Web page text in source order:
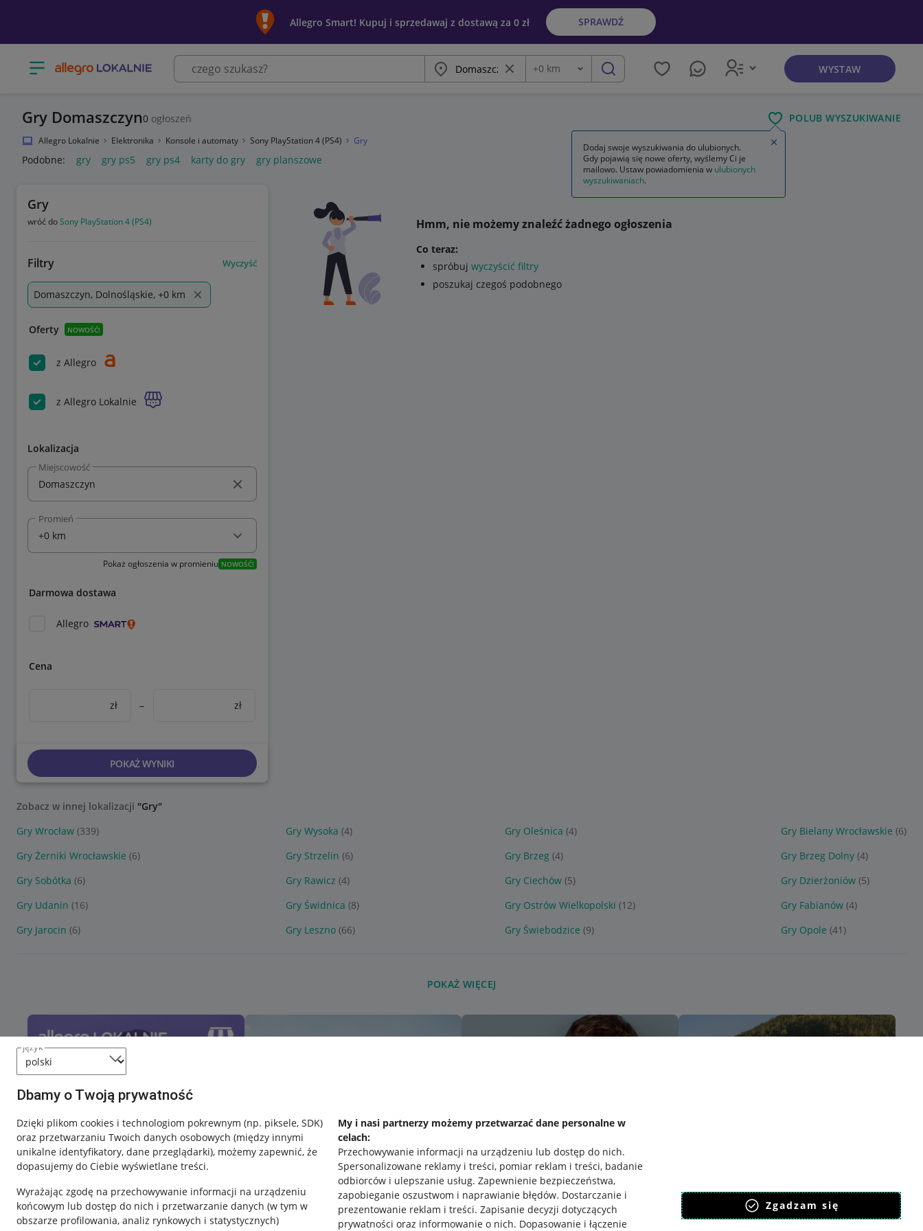
język
Dbamy o Twoją prywatność
Dzięki plikom cookies i technologiom pokrewnym (np. piksele, SDK)
oraz przetwarzaniu Twoich danych osobowych (między innymi
unikalne identyfikatory, dane przeglądarki), możemy zapewnić, że
dopasujemy do Ciebie wyświetlane treści.
Wyrażając zgodę na przechowywanie informacji na urządzeniu
końcowym lub dostęp do nich i przetwarzanie danych (w tym w
obszarze profilowania, analiz rynkowych i statystycznych)
My i nasi partnerzy możemy przetwarzać dane personalne w
celach:
Przechowywanie informacji na urządzeniu lub dostęp do nich.
Spersonalizowane reklamy i treści, pomiar reklam i treści, badanie
odbiorców i ulepszanie usług. Zapewnienie bezpieczeństwa,
zapobieganie oszustwom i naprawianie błędów. Dostarczanie i
prezentowanie reklam i treści. Zapisanie decyzji dotyczących
prywatności oraz informowanie o nich. Dopasowanie i łączenie
Zgadzam się
Allegro Smart! Kupuj i sprzedawaj z dostawą za 0 zł SPRAWDŹ
Otwórz menu z kategoriami Miasto Wyczyść frazę
Odległość
+0 km szukaj WYSTAW
Gry Domaszczyn0 ogłoszeń POLUB WYSZUKIWANIE
Allegro Lokalnie Elektronika Konsole i automaty Sony PlayStation 4 (PS4) Gry
Podobne: gry gry ps5 gry ps4 karty do gry gry planszowe
Gry
wróć doSony PlayStation 4 (PS4)
Filtry Wyczyść
Domaszczyn, Dolnośląskie, +0 km
Oferty NOWOŚĆ!
z Allegro
z Allegro Lokalnie
Lokalizacja
Miejscowość
Promień
Pokaż ogłoszenia w promieniu NOWOŚĆ!
Darmowa dostawa
Allegro
Cena
zł – zł
POKAŻ WYNIKI
Hmm, nie możemy znaleźć żadnego ogłoszenia
Co teraz:
spróbuj wyczyścić filtry
poszukaj czegoś podobnego
Zobacz w innej lokalizacji "Gry"
Gry Wrocław (339) Gry Wysoka (4) Gry Oleśnica (4) Gry Bielany Wrocławskie (6)
Gry Żerniki Wrocławskie (6) Gry Strzelin (6) Gry Brzeg (4) Gry Brzeg Dolny (4)
Gry Sobótka (6) Gry Rawicz (4) Gry Ciechów (5) Gry Dzierżoniów (5)
Gry Udanin (16) Gry Świdnica (8) Gry Ostrów Wielkopolski (12) Gry Fabianów (4)
Gry Jarocin (6) Gry Leszno (66) Gry Świebodzice (9) Gry Opole (41)
POKAŻ WIĘCEJ
Dodaj swoje wyszukiwania do ulubionych.
Gdy pojawią się nowe oferty, wyślemy Ci je
mailowo. Ustaw powiadomienia w ulubionych
wyszukiwaniach.
Zamknij wskazówkę